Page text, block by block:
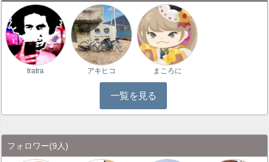
tratra アキヒコ まころに
一覧を見る
フォロワー(9人)